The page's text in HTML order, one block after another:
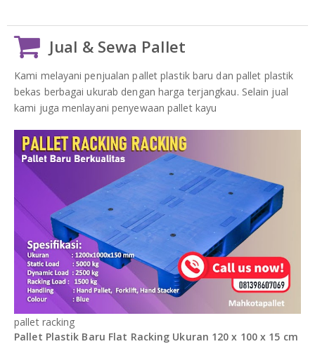
Jual & Sewa Pallet
Kami melayani penjualan pallet plastik baru dan pallet plastik
bekas berbagai ukurab dengan harga terjangkau. Selain jual
kami juga menlayani penyewaan pallet kayu
pallet racking
Pallet Plastik Baru Flat Racking Ukuran 120 x 100 x 15 cm